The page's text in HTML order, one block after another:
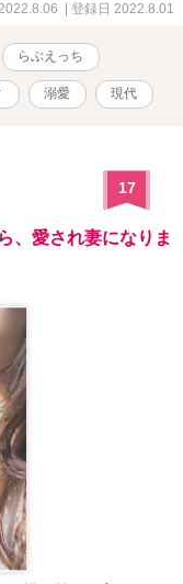
| 登録日 2022.8.01
らぶえっち
溺愛 現代
17
、愛され妻になりま